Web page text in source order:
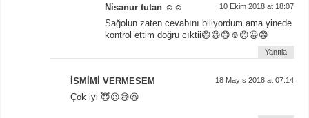
Nisanur tutan ☺☺ 10 Ekim 2018 at 18:07
Sağolun zaten cevabını biliyordum ama yinede
kontrol ettim doğru cıktii😄😄😄☺😊😀😁
Yanıtla
İSMİMİ VERMESEM 18 Mayıs 2018 at 07:14
Çok iyi 😇😉😅😆